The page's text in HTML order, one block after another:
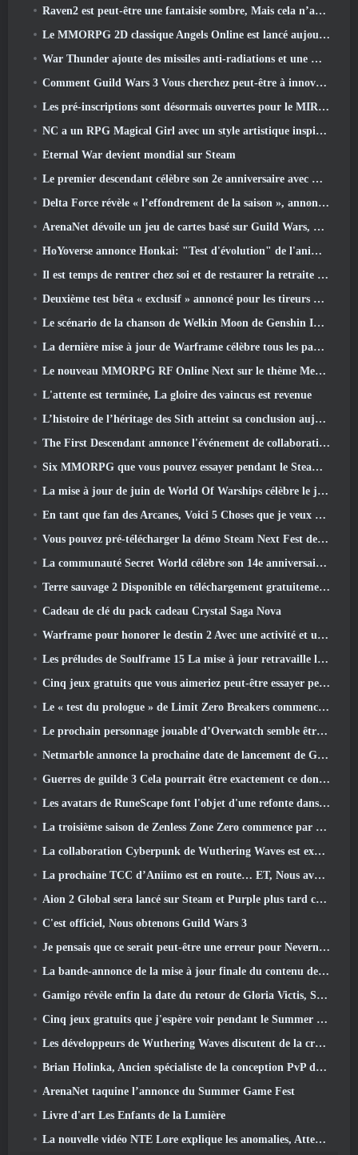
Raven2 est peut-être une fantaisie sombre, Mais cela n’arrête pas les plaisirs de l’été
Le MMORPG 2D classique Angels Online est lancé aujourd'hui dans le monde entier
War Thunder ajoute des missiles anti-radiations et une mesure de soutien électronique dans la mise à jour de la cavalerie lourde
Comment Guild Wars 3 Vous cherchez peut-être à innover dans l’espace MMO
Les pré-inscriptions sont désormais ouvertes pour le MIRESI de Smilegate: Un avenir invisible
NC a un RPG Magical Girl avec un style artistique inspiré de l’anime des années 90 en préparation
Eternal War devient mondial sur Steam
Le premier descendant célèbre son 2e anniversaire avec Descendant Fest 2026 Flux
Delta Force révèle « l’effondrement de la saison », annonce la collaboration Rainbow Six Siege
ArenaNet dévoile un jeu de cartes basé sur Guild Wars, Lié par la brume
HoYoverse annonce Honkai: "Test d'évolution" de l'anime Nexus
Il est temps de rentrer chez soi et de restaurer la retraite heureuse là où les vents se rencontrent
Deuxième test bêta « exclusif » annoncé pour les tireurs de survie en équipe qui prennent du temps
Le scénario de la chanson de Welkin Moon de Genshin Impact touche à sa fin.. Sur la Lune
La dernière mise à jour de Warframe célèbre tous les papas de l'espace
Le nouveau MMORPG RF Online Next sur le thème Mech de Netmarble sera lancé à l'échelle mondiale
L'attente est terminée, La gloire des vaincus est revenue
L’histoire de l’héritage des Sith atteint sa conclusion aujourd’hui dans la dernière mise à jour de SWTOR
The First Descendant annonce l'événement de collaboration EVANGELION
Six MMORPG que vous pouvez essayer pendant le Steam Next Fest
La mise à jour de juin de World Of Warships célèbre le jour de l'indépendance des États-Unis avec une nouvelle campagne narrative
En tant que fan des Arcanes, Voici 5 Choses que je veux voir du MMO Riot
Vous pouvez pré-télécharger la démo Steam Next Fest de Embers Of The Uncrowned demain
La communauté Secret World célèbre son 14e anniversaire avec un mystère qu'ils doivent résoudre ensemble
Terre sauvage 2 Disponible en téléchargement gratuitement (Et garde) Pour une durée limitée
Cadeau de clé du pack cadeau Crystal Saga Nova
Warframe pour honorer le destin 2 Avec une activité et un titre spéciaux dans le jeu
Les préludes de Soulframe 15 La mise à jour retravaille le butin et la pêche
Cinq jeux gratuits que vous aimeriez peut-être essayer pendant le Bullet Fest
Le « test du prologue » de Limit Zero Breakers commence aujourd’hui
Le prochain personnage jouable d’Overwatch semble être un chef du crime cyborg surmené
Netmarble annonce la prochaine date de lancement de Global RF Online
Guerres de guilde 3 Cela pourrait être exactement ce dont l’industrie du MMO a besoin en ce moment
Les avatars de RuneScape font l'objet d'une refonte dans la plus grande mise à jour visuelle du jeu au cours des dix dernières années
La troisième saison de Zenless Zone Zero commence par un voyage sur une île de Bangboo dans le ciel, Et vers la plateforme Steam
La collaboration Cyberpunk de Wuthering Waves est exactement ce que j'attends de mes événements crossover de jeux vidéo
La prochaine TCC d’Aniimo est en route… ET, Nous avons une fenêtre de lancement officielle
Aion 2 Global sera lancé sur Steam et Purple plus tard cette année
C'est officiel, Nous obtenons Guild Wars 3
Je pensais que ce serait peut-être une erreur pour Neverness To Everness d'organiser l'événement Porsche Collab Gacha si tôt, Mais j'avais tort
La bande-annonce de la mise à jour finale du contenu de Destiny 2 est un cri de ralliement
Gamigo révèle enfin la date du retour de Gloria Victis, Survivra-t-il la deuxième fois?
Cinq jeux gratuits que j'espère voir pendant le Summer Game Fest
Les développeurs de Wuthering Waves discutent de la création de la séquence de combat Lahai-Roi Mech
Brian Holinka, Ancien spécialiste de la conception PvP de World Of Warcraft, Rejoint l’équipe MMO de League Of Legends
ArenaNet taquine l’annonce du Summer Game Fest
Livre d'art Les Enfants de la Lumière
La nouvelle vidéo NTE Lore explique les anomalies, Attendez, Et comment une organisation « secrète » suit tout cela